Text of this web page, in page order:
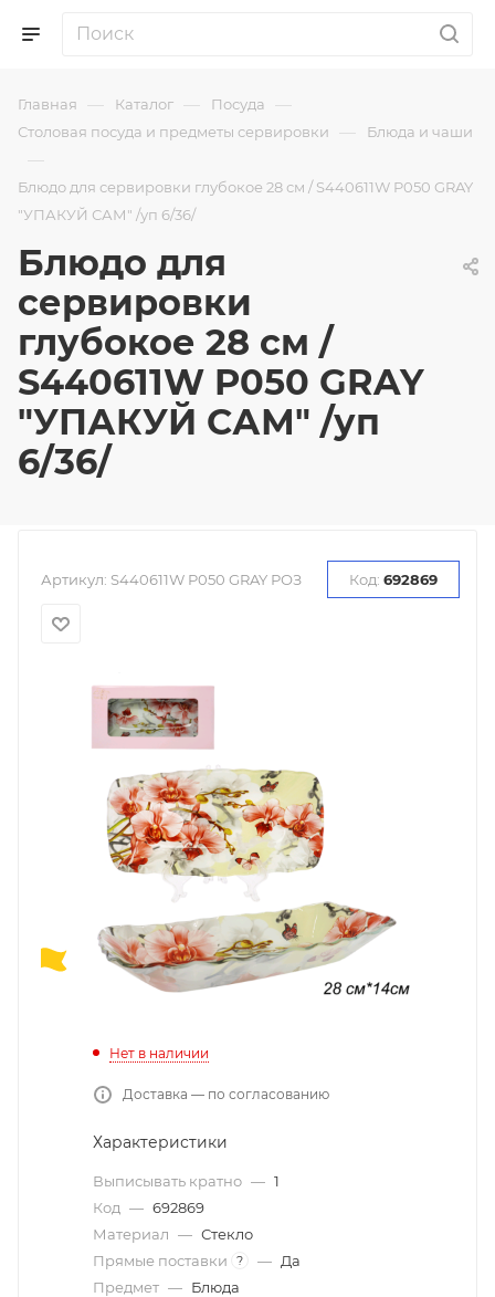
Главная — Каталог — Посуда —
Столовая посуда и предметы сервировки — Блюда и чаши
—
Блюдо для сервировки глубокое 28 см / S440611W P050 GRAY
"УПАКУЙ САМ" /уп 6/36/
Блюдо для
сервировки
глубокое 28 см /
S440611W P050 GRAY
"УПАКУЙ САМ" /уп
6/36/
Артикул: S440611W P050 GRAY РОЗ Код: 692869
Нет в наличии
Доставка — по согласованию
Характеристики
Выписывать кратно — 1
Код — 692869
Материал — Стекло
Прямые поставки
? — Да
Предмет — Блюда